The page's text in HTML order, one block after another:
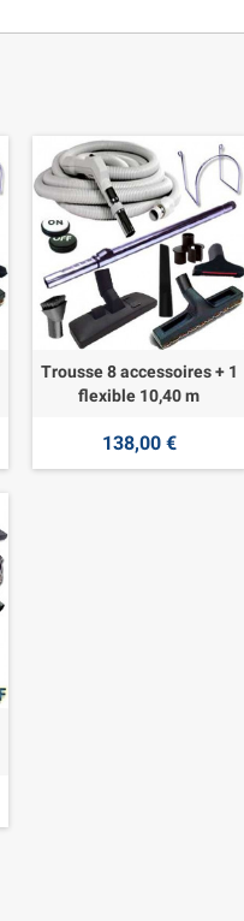
Trousse 8 accessoires + 1
flexible 10,40 m
138,00 €